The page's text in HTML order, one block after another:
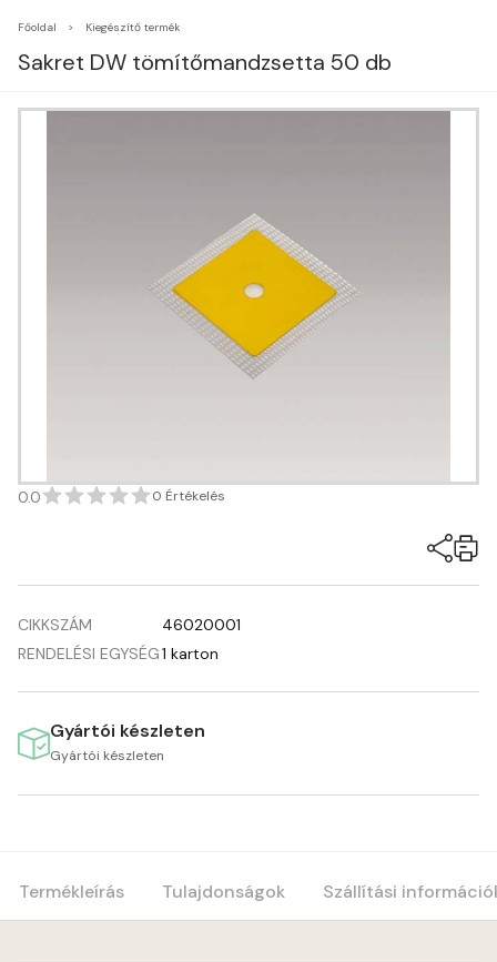
Főoldal Kiegészítő termék
Sakret DW tömítőmandzsetta 50 db
0.0 0 Értékelés
CIKKSZÁM
46020001
RENDELÉSI EGYSÉG1 karton
Gyártói készleten
Gyártói készleten
Termékleírás Tulajdonságok Szállítási